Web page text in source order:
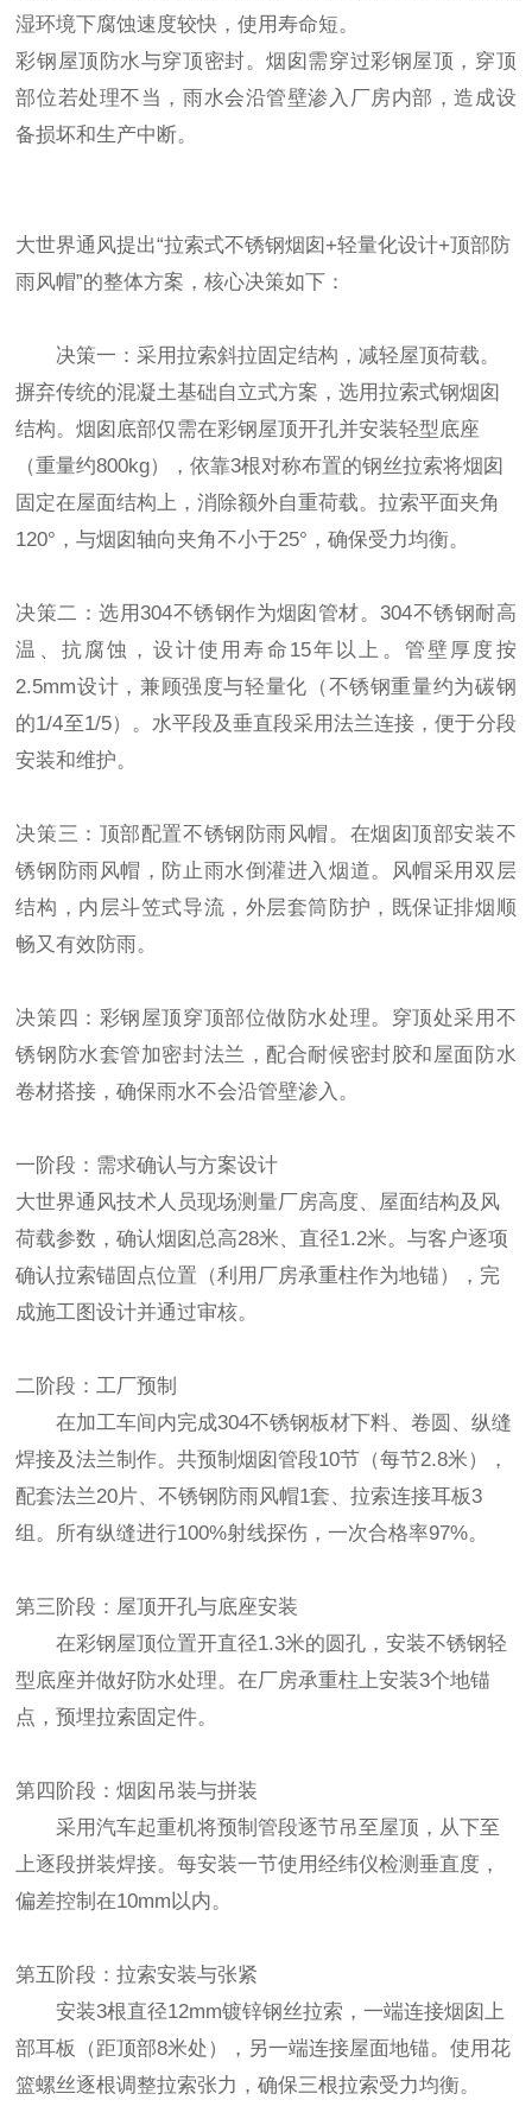
湿环境下腐蚀速度较快，使用寿命短。
彩钢屋顶防水与穿顶密封。烟囱需穿过彩钢屋顶，穿顶
部位若处理不当，雨水会沿管壁渗入厂房内部，造成设
备损坏和生产中断。
大世界通风提出“拉索式不锈钢烟囱+轻量化设计+顶部防
雨风帽”的整体方案，核心决策如下：
决策一：采用拉索斜拉固定结构，减轻屋顶荷载。
摒弃传统的混凝土基础自立式方案，选用拉索式钢烟囱
结构。烟囱底部仅需在彩钢屋顶开孔并安装轻型底座
（重量约800kg），依靠3根对称布置的钢丝拉索将烟囱
固定在屋面结构上，消除额外自重荷载。拉索平面夹角
120°，与烟囱轴向夹角不小于25°，确保受力均衡。
决策二：选用304不锈钢作为烟囱管材。304不锈钢耐高
温、抗腐蚀，设计使用寿命15年以上。管壁厚度按
2.5mm设计，兼顾强度与轻量化（不锈钢重量约为碳钢
的1/4至1/5）。水平段及垂直段采用法兰连接，便于分段
安装和维护。
决策三：顶部配置不锈钢防雨风帽。在烟囱顶部安装不
锈钢防雨风帽，防止雨水倒灌进入烟道。风帽采用双层
结构，内层斗笠式导流，外层套筒防护，既保证排烟顺
畅又有效防雨。
决策四：彩钢屋顶穿顶部位做防水处理。穿顶处采用不
锈钢防水套管加密封法兰，配合耐候密封胶和屋面防水
卷材搭接，确保雨水不会沿管壁渗入。
一阶段：需求确认与方案设计
大世界通风技术人员现场测量厂房高度、屋面结构及风
荷载参数，确认烟囱总高28米、直径1.2米。与客户逐项
确认拉索锚固点位置（利用厂房承重柱作为地锚），完
成施工图设计并通过审核。
二阶段：工厂预制
在加工车间内完成304不锈钢板材下料、卷圆、纵缝
焊接及法兰制作。共预制烟囱管段10节（每节2.8米），
配套法兰20片、不锈钢防雨风帽1套、拉索连接耳板3
组。所有纵缝进行100%射线探伤，一次合格率97%。
第三阶段：屋顶开孔与底座安装
在彩钢屋顶位置开直径1.3米的圆孔，安装不锈钢轻
型底座并做好防水处理。在厂房承重柱上安装3个地锚
点，预埋拉索固定件。
第四阶段：烟囱吊装与拼装
采用汽车起重机将预制管段逐节吊至屋顶，从下至
上逐段拼装焊接。每安装一节使用经纬仪检测垂直度，
偏差控制在10mm以内。
第五阶段：拉索安装与张紧
安装3根直径12mm镀锌钢丝拉索，一端连接烟囱上
部耳板（距顶部8米处），另一端连接屋面地锚。使用花
篮螺丝逐根调整拉索张力，确保三根拉索受力均衡。